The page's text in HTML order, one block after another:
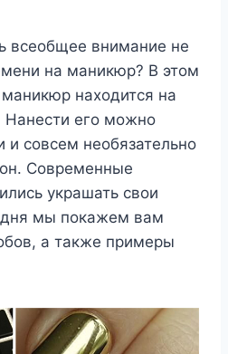
всеобщее внимание не
на маникюр? В этом
находится на
Нанести его можно
совсем необязательно
Современные
украшать свои
мы покажем вам
а также примеры